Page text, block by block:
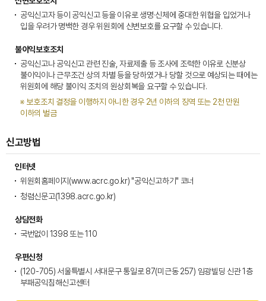
공익신고자 등이 공익신고 등을 이유로 생명·신체에 중대한 위협을 입었거나
입을 우려가 명백한 경우 위원회에 신변보호를 요구할 수 있습니다.
불이익보호조치
공익신고나 공익신고 관련 진술, 자료제출 등 조사에 조력한 이유로 신분상
불이익이나 근무조건 상의 차별 등을 당하였거나 당할 것으로 예상되는 때에는
위원회에 해당 불이익 조치의 원상회복을 요구할 수 있습니다.
※ 보호조치 결정을 이행하지 아니한 경우 2년 이하의 징역 또는 2천 만원
이하의 벌금
신고방법
인터넷
위원회홈페이지(www.acrc.go.kr) "공익신고하기" 코너
청렴신문고(1398.acrc.go.kr)
상담전화
국번없이 1398 또는 110
우편신청
(120-705) 서울특별시 서대문구 통일로 87(미근동 257) 임광빌딩 신관 1층
부패공익침해신고센터